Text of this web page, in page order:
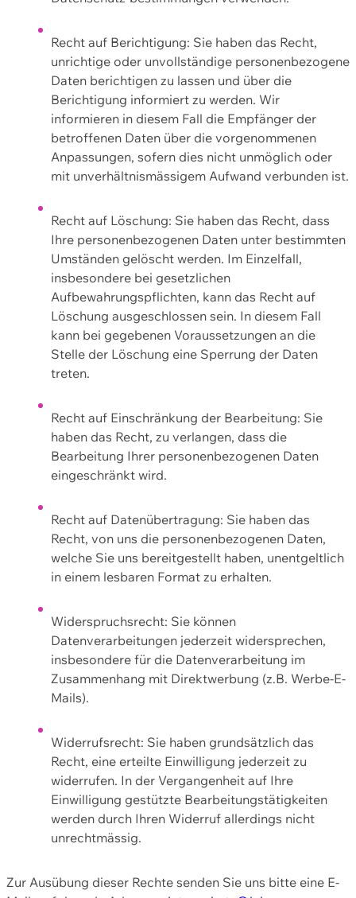
Recht auf Berichtigung: Sie haben das Recht,
unrichtige oder unvollständige personenbezogene
Daten berichtigen zu lassen und über die
Berichtigung informiert zu werden. Wir
informieren in diesem Fall die Empfänger der
betroffenen Daten über die vorgenommenen
Anpassungen, sofern dies nicht unmöglich oder
mit unverhältnismässigem Aufwand verbunden ist.
Recht auf Löschung: Sie haben das Recht, dass
Ihre personenbezogenen Daten unter bestimmten
Umständen gelöscht werden. Im Einzelfall,
insbesondere bei gesetzlichen
Aufbewahrungspflichten, kann das Recht auf
Löschung ausgeschlossen sein. In diesem Fall
kann bei gegebenen Voraussetzungen an die
Stelle der Löschung eine Sperrung der Daten
treten.
Recht auf Einschränkung der Bearbeitung: Sie
haben das Recht, zu verlangen, dass die
Bearbeitung Ihrer personenbezogenen Daten
eingeschränkt wird.
Recht auf Datenübertragung: Sie haben das
Recht, von uns die personenbezogenen Daten,
welche Sie uns bereitgestellt haben, unentgeltlich
in einem lesbaren Format zu erhalten.
Widerspruchsrecht: Sie können
Datenverarbeitungen jederzeit widersprechen,
insbesondere für die Datenverarbeitung im
Zusammenhang mit Direktwerbung (z.B. Werbe-E-
Mails).
Widerrufsrecht: Sie haben grundsätzlich das
Recht, eine erteilte Einwilligung jederzeit zu
widerrufen. In der Vergangenheit auf Ihre
Einwilligung gestützte Bearbeitungstätigkeiten
werden durch Ihren Widerruf allerdings nicht
unrechtmässig.
Zur Ausübung dieser Rechte senden Sie uns bitte eine E-